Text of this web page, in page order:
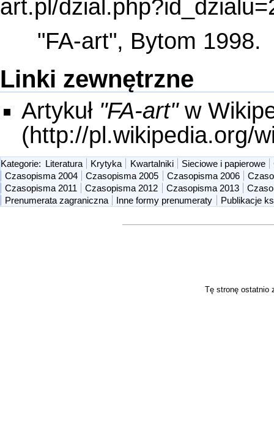
"FA-art", Bytom 1998.
Linki zewnętrzne
Artykuł "FA-art"w
Kategorie: Literatura Krytyka Kwartalniki Sieciowe i papierowe
Czasopisma 2004
Czasopisma 2005 Czasopisma 2006
Czasopisma 2011
Czasopisma 2012 Czasopisma 2013
Prenumerata zagraniczna
Inne formy prenumeraty Publikacje
Tę stronę ostatnio